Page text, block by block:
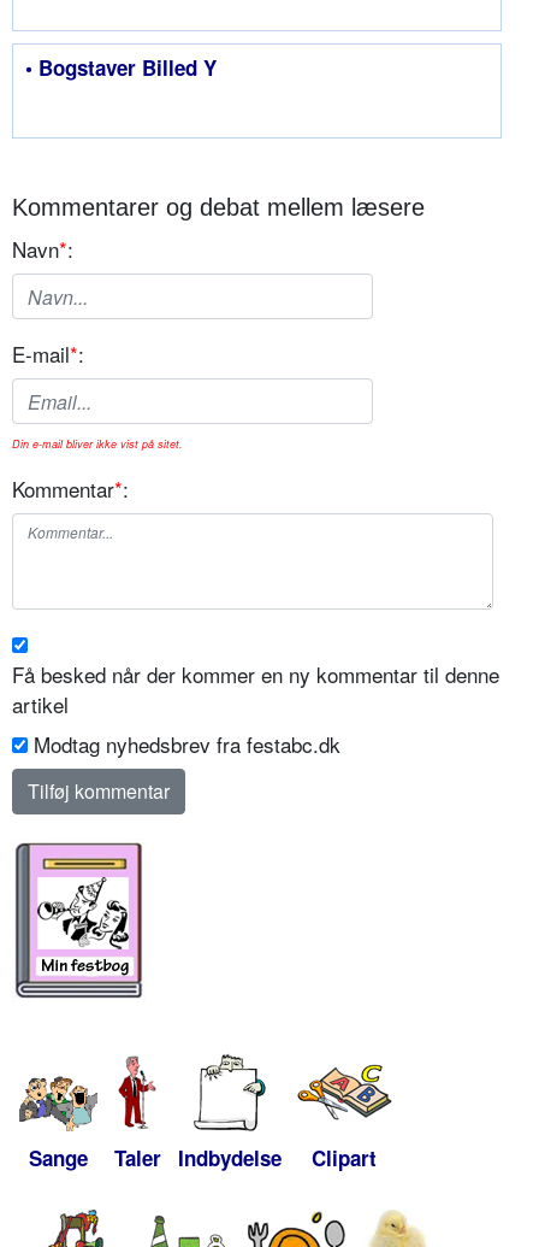
• Bogstaver Billed Y
Kommentarer og debat mellem læsere
Navn*:
E-mail*:
Din e-mail bliver ikke vist på sitet.
Kommentar*:
Få besked når der kommer en ny kommentar til denne
artikel
Modtag nyhedsbrev fra festabc.dk
Sange Taler Indbydelse Clipart